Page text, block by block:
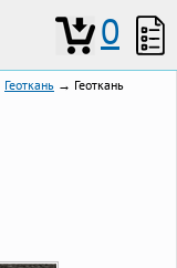
0
Геоткань → Геоткань